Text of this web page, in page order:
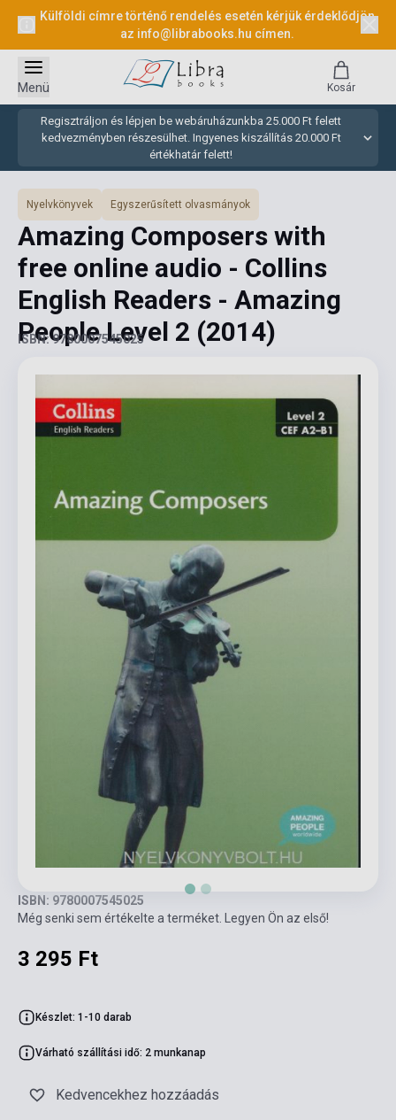
Külföldi címre történő rendelés esetén kérjük érdeklődjön
az info@librabooks.hu címen.
Regisztráljon és lépjen be webáruházunkba 25.000 Ft felett
kedvezményben részesülhet. Ingyenes kiszállítás 20.000 Ft
értékhatár felett!
Menü Kosár
Nyelvkönyvek Egyszerűsített olvasmányok
Amazing Composers with
free online audio - Collins
English Readers - Amazing
People Level 2 (2014)
ISBN: 9780007545025
ISBN: 9780007545025
Még senki sem értékelte a terméket. Legyen Ön az első!
3 295 Ft
Készlet: 1-10 darab
Várható szállítási idő: 2 munkanap
Kedvencekhez hozzáadás